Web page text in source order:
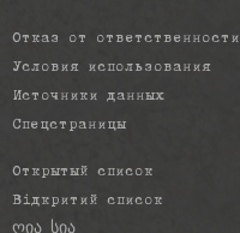
Отказ от ответственности
Условия использования
Источники данных
Спецстраницы
Открытый список
Відкритий список
ღია სია